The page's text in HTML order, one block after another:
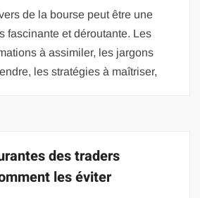
de la bourse peut être une
fascinante et déroutante. Les
à assimiler, les jargons
les stratégies à maîtriser,
des traders
les éviter